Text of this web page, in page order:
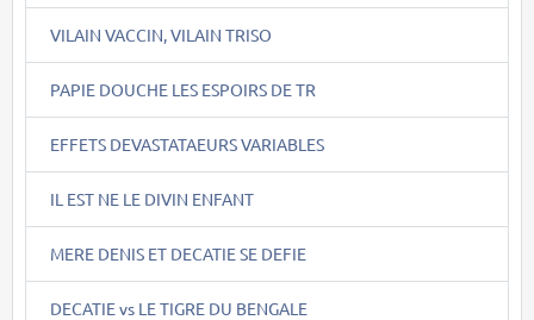
VILAIN VACCIN, VILAIN TRISO
PAPIE DOUCHE LES ESPOIRS DE TR
EFFETS DEVASTATAEURS VARIABLES
IL EST NE LE DIVIN ENFANT
MERE DENIS ET DECATIE SE DEFIE
DECATIE vs LE TIGRE DU BENGALE